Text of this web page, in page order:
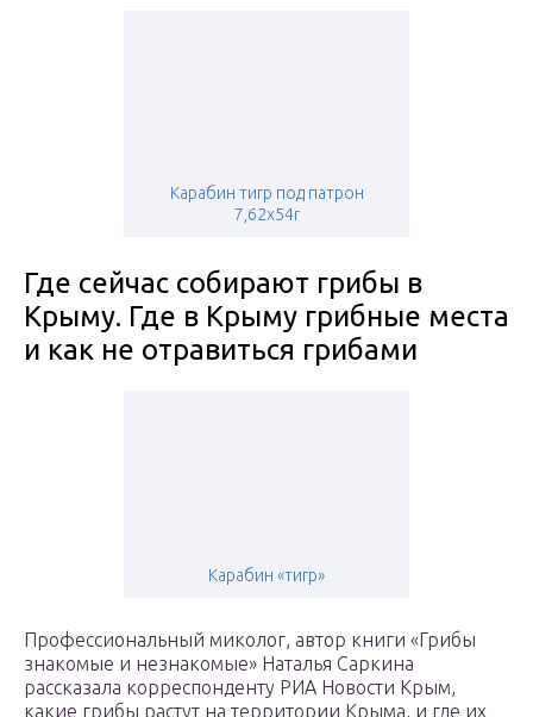
Карабин тигр под патрон
7,62х54r
Где сейчас собирают грибы в
Крыму. Где в Крыму грибные места
и как не отравиться грибами
Карабин «тигр»
Профессиональный миколог, автор книги «Грибы
знакомые и незнакомые» Наталья Саркина
рассказала корреспонденту РИА Новости Крым,
какие грибы растут на территории Крыма, и где их